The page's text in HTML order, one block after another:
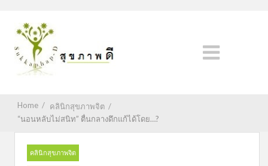
Home / คลินิกสุขภาพจิต /
“นอนหลับไม่สนิท” ตื่นกลางดึกแก้ได้โดย…?
คลินิกสุขภาพจิต